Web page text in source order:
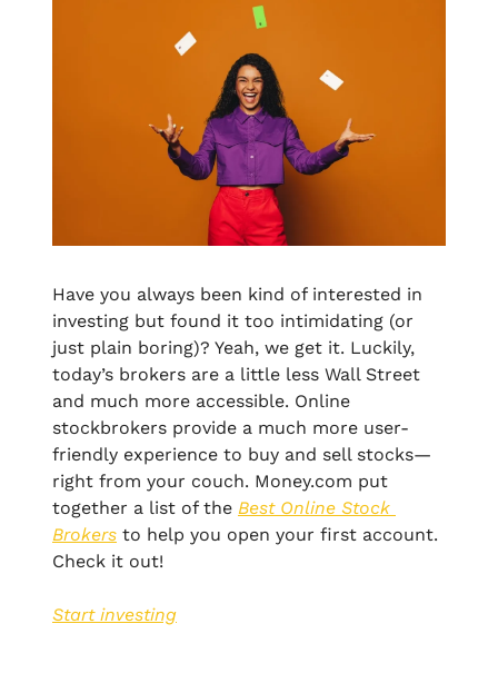
Have you always been kind of interested in
investing but found it too intimidating (or
just plain boring)? Yeah, we get it. Luckily,
today’s brokers are a little less Wall Street
and much more accessible. Online
stockbrokers provide a much more user-
friendly experience to buy and sell stocks—
right from your couch. Money.com put
together a list of the Best Online Stock
Brokers to help you open your first account.
Check it out!
Start investing